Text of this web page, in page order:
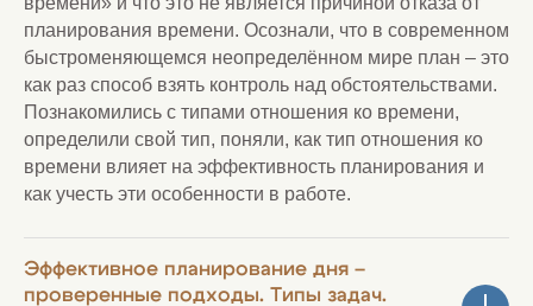
планирования времени. Осознали, что в современном
быстроменяющемся неопределённом мире план – это
как раз способ взять контроль над обстоятельствами.
Познакомились с типами отношения ко времени,
определили свой тип, поняли, как тип отношения ко
времени влияет на эффективность планирования и
как учесть эти особенности в работе.
Эффективное планирование дня –
проверенные подходы. Типы задач.